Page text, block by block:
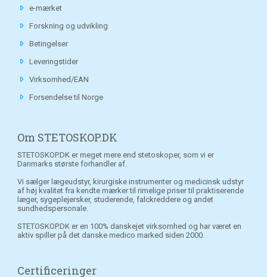
e-mærket
Forskning og udvikling
Betingelser
Leveringstider
Virksomhed/EAN
Forsendelse til Norge
Om STETOSKOP.DK
STETOSKOP.DK er meget mere end stetoskoper, som vi er
Danmarks største forhandler af.
Vi sælger lægeudstyr, kirurgiske instrumenter og medicinsk udstyr
af høj kvalitet fra kendte mærker til rimelige priser til praktiserende
læger, sygeplejersker, studerende, falckreddere og andet
sundhedspersonale.
STETOSKOP.DK er en 100% danskejet virksomhed og har været en
aktiv spiller på det danske medico marked siden 2000.
Certificeringer